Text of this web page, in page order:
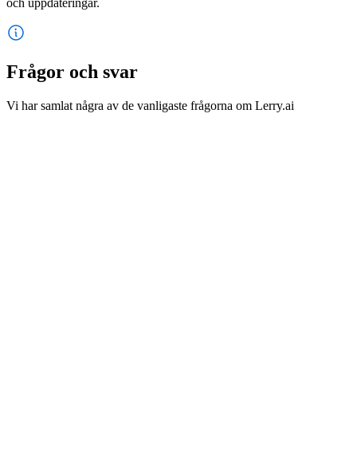
Frågor och svar
Vi har samlat några av de vanligaste frågorna om Lerry.ai